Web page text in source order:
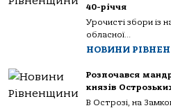
40-річчя
Урочисті збори із
обласної...
НОВИНИ
Розпочався
князів
В Острозі, на